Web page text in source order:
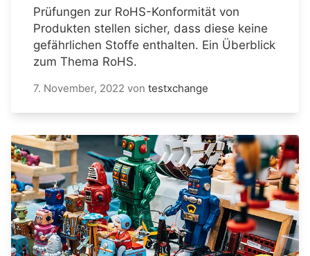
Prüfungen zur RoHS-Konformität von
Produkten stellen sicher, dass diese keine
gefährlichen Stoffe enthalten. Ein Überblick
zum Thema RoHS.
7. November, 2022 von testxchange